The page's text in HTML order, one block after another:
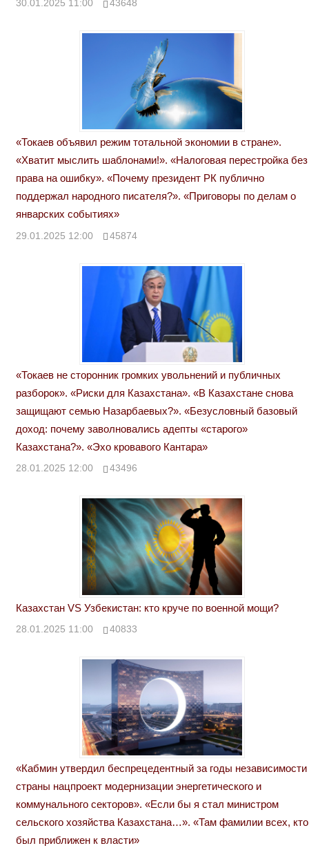
30.01.2025 11:00 43648
«Токаев объявил режим тотальной экономии в стране».
«Хватит мыслить шаблонами!». «Налоговая перестройка без
права на ошибку». «Почему президент РК публично
поддержал народного писателя?». «Приговоры по делам о
январских событиях»
29.01.2025 12:00 45874
«Токаев не сторонник громких увольнений и публичных
разборок». «Риски для Казахстана». «В Казахстане снова
защищают семью Назарбаевых?». «Безусловный базовый
доход: почему заволновались адепты «старого»
Казахстана?». «Эхо кровавого Кантара»
28.01.2025 12:00 43496
Казахстан VS Узбекистан: кто круче по военной мощи?
28.01.2025 11:00 40833
«Кабмин утвердил беспрецедентный за годы независимости
страны нацпроект модернизации энергетического и
коммунального секторов». «Если бы я стал министром
сельского хозяйства Казахстана…». «Там фамилии всех, кто
был приближен к власти»